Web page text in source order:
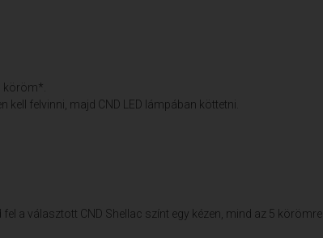
köröm*.
felvinni, majd CND LED lámpában köttetni.
a választott CND Shellac színt egy kézen, mind az 5 körömre.